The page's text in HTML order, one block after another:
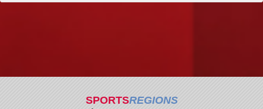
SPORTSREGIONS